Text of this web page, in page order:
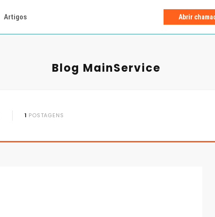
Artigos Abrir
Blog MainService
1 POSTAGENS